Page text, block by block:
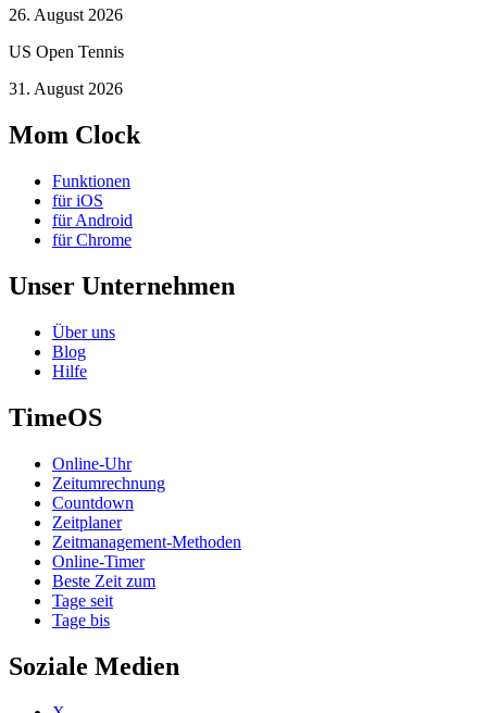
26. August 2026
US Open Tennis
31. August 2026
Mom Clock
Funktionen
für iOS
für Android
für Chrome
Unser Unternehmen
Über uns
Blog
Hilfe
TimeOS
Online-Uhr
Zeitumrechnung
Countdown
Zeitplaner
Zeitmanagement-Methoden
Online-Timer
Beste Zeit zum
Tage seit
Tage bis
Soziale Medien